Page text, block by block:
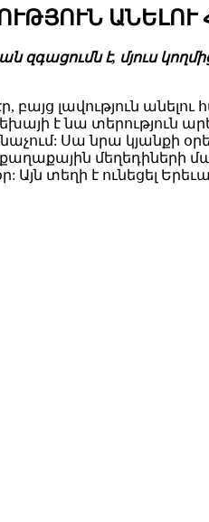
ԱՆԵԼՈՒ
զգացումն է, մյուս
լավություն անելու
է նա տերություն
Սա նրա կյանքի
մեղեդիների
տեղի է ունեցել